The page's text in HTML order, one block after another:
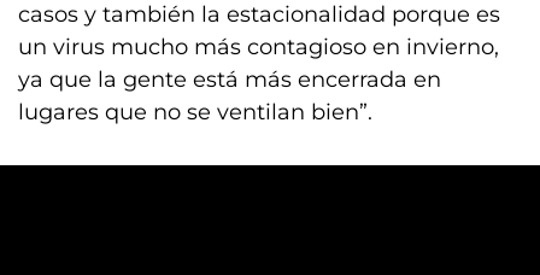
casos y también la estacionalidad porque es
un virus mucho más contagioso en invierno,
ya que la gente está más encerrada en
lugares que no se ventilan bien”.